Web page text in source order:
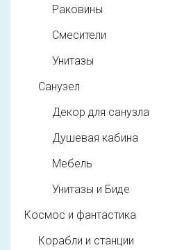
Раковины
Смесители
Унитазы
Санузел
Декор для санузла
Душевая кабина
Мебель
Унитазы и Биде
Космос и фантастика
Корабли и станции